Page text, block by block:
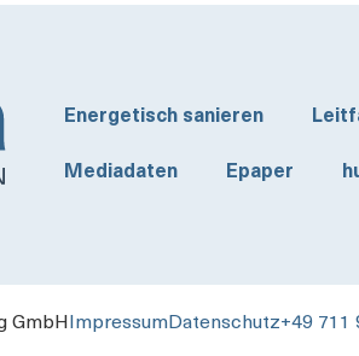
Energetisch sanieren
Mediadaten Epaper
GmbHImpressumDatenschutz+49 711